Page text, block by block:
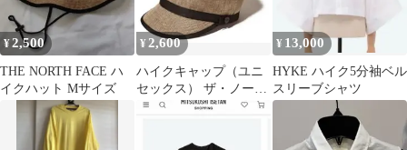
¥2,500
THE NORTH FACE ハ
イクハット Мサイズ
¥ 2,600
ハイクキャップ（ユニ
セックス） ザ・ノー
ス・フェイス Mサイ
¥ 13,000
HYKE ハイク5分袖ベル
スリーブシャツ